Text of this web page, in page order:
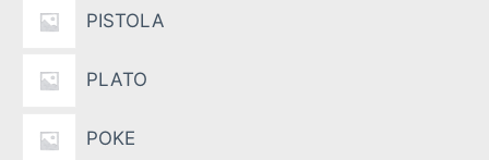
PISTOLA
PLATO
POKE